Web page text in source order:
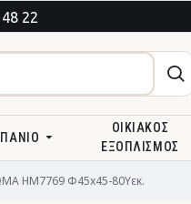
22
ΟΙΚΙΑΚΌΣ
ΕΞΟΠΛΙΣΜΌΣ
HM7769 Φ45x45-80Yεκ.